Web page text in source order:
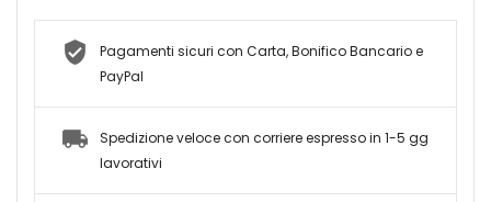
Pagamenti sicuri con Carta, Bonifico Bancario e
PayPal
Spedizione veloce con corriere espresso in 1-5 gg
lavorativi